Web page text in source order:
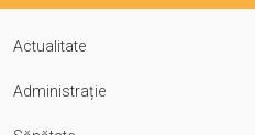
Actualitate
Administrație